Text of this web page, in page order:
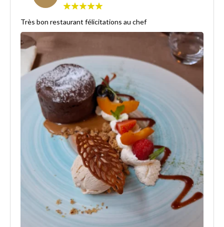
Très bon restaurant félicitations au chef